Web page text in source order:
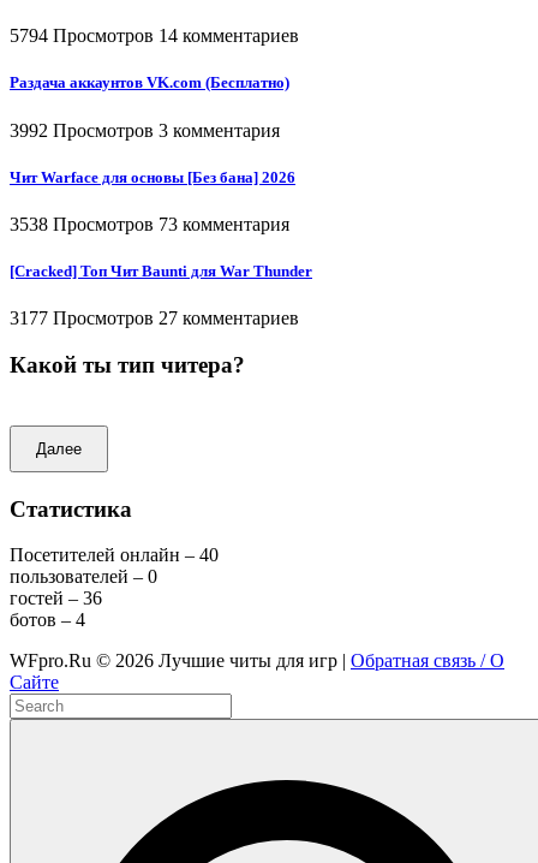
5794 Просмотров 14 комментариев
Раздача аккаунтов VK.com (Бесплатно)
3992 Просмотров 3 комментария
Чит Warface для основы [Без бана] 2026
3538 Просмотров 73 комментария
[Cracked] Топ Чит Baunti для War Thunder
3177 Просмотров 27 комментариев
Какой ты тип читера?
Далее
Статистика
Посетителей онлайн – 40
пользователей – 0
гостей – 36
ботов – 4
WFpro.Ru © 2026 Лучшие читы для игр | Обратная связь / О
Сайте